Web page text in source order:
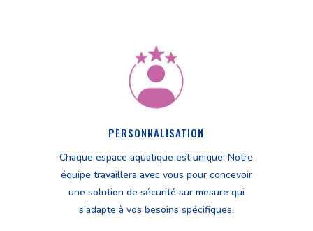
PERSONNALISATION
Chaque espace aquatique est unique. Notre
équipe travaillera avec vous pour concevoir
une solution de sécurité sur mesure qui
s’adapte à vos besoins spécifiques.